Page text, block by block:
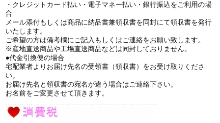
・クレジットカード払い・電子マネー払い・銀行振込をご利用の場
合
メール添付もしくは商品に納品書兼領収書を同封にて領収書を発行
いたします。
ご希望の方は備考欄にご記入もしくはご連絡をお願い致します。
※産地直送商品や工場直送商品などは同封しておりません。
●代金引換便の場合
宅配業者よりお届け先名の受領書（領収書）をお受け取りくださ
い。
お届け先名と領収書の宛名が違う場合はご連絡下さい。
お名前をご変更させて頂きます。
…………………………………………………………